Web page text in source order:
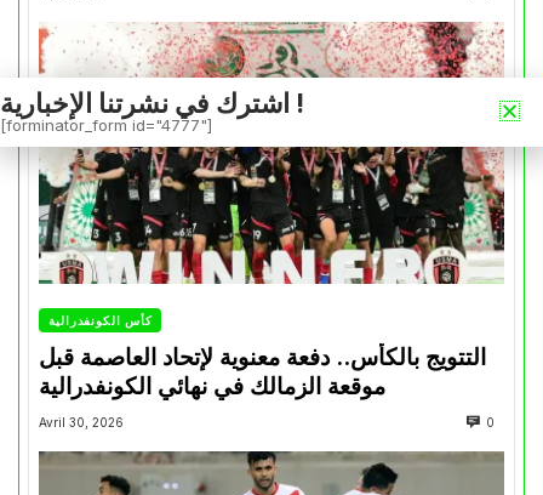
كأس الكونفدرالية
التتويج بالكأس.. دفعة معنوية لإتحاد العاصمة قبل
موقعة الزمالك في نهائي الكونفدرالية
Avril 30, 2026 0
اشترك في نشرتنا الإخبارية !
[forminator_form id="4777"]